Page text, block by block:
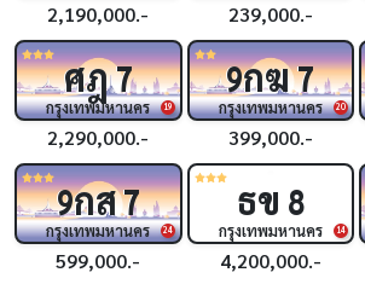
2,190,000.- 239,000.-
19
ศฎ7
กรุงเทพมหานคร
2,290,000.-
20
9กฆ7
กรุงเทพมหานคร
399,000.-
24
9กส7
กรุงเทพมหานคร
599,000.-
14
ธข 8
กรุงเทพมหานคร
4,200,000.-